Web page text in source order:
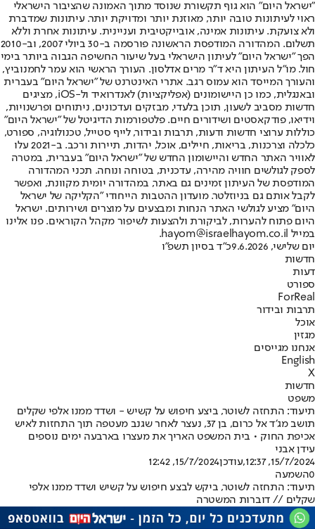
"ישראל היום" הוא גוף תקשורת שנוסד מתוך האמונה שהציבור הישראלי
ראוי לעיתונות טובה יותר, מאוזנת יותר ומדויקת יותר. עיתונות שמדברת
ולא צועקת. עיתונות אמינה, אובייקטיבית ועניינית. עיתונות אחרת וללא
תשלום. המהדורה המודפסת הראשונה פורסמה ב-30 ביולי 2007, וב-2010
הפך "ישראל היום" לעיתון הישראלי בעל שיעור החשיפה הגבוה ביותר בימי
חול. מו"ל העיתון היא ד"ר מרים אדלסון. העורך הראשי הוא עמר לחמנוביץ,
והעורך המייסד הוא עמוס רגב. אתרי האינטרנט של "ישראל היום" בעברית
ובאנגלית, כמו כן היישומונים (אפליקציות) לאנדרואיד ול-iOS, מציגים
חדשות מסביב לשעון, תוכן בלעדי, מבזקים ועדכונים, ניתוחים ופרשנויות,
וידיאו, פודקאסטים ושידורים חיים. פלטפורמות הדיגיטל של "ישראל היום"
כוללות ערוצי חדשות ודעות, תרבות ובידור, לייף סטייל, טכנולוגיה, ספורט,
כלכלה וצרכנות, בריאות, חיילים, אוכל, יהדות, תיירות ורכב. ב-2021 עלו
לאוויר האתר החדש והיישומון החדש של "ישראל היום" בעברית, במטרה
לספק לגולשים חוויה מהירה, עדכנית, בטוחה ונוחה. תכני המהדורה
המודפסת של העיתון זמינים גם באתר, במהדורה יומית מקוונת, ואפשר
לקבל אותם גם בניוזלטר. מועדון ההטבות הייחודי "הקליקה של ישראל
היום" מציע לגולשי האתר הנחות ומבצעים על מוצרים ושירותים. ישראל
היום פתוח להערות, לביקורת ולהצעות לשיפור מקהל הקוראים. פנו אלינו
במייל hayom@israelhayom.co.il.
יום שלישי, 9.6.2026
כ"ד בסיון תשפ"ו
חדשות
דעות
ספורט
ForReal
תרבות ובידור
אוכל
מגזין
אנחנו מגייסים
English
X
חדשות
משפט
תיעוד: התחזה לשוטר, ביצע חיפוש על קשיש - ושדד ממנו אלפי שקלים
תושב מג׳ד אל כרום, בן 37, נעצר לאחר שגנב מעטפה תוך התחזות לאיש
אכיפת החוק • בית המשפט האריך את מעצרו בארבעה ימים נוספים
עידן אבני
15/7/2024, 12:37
,עודכן15/7/2024, 12:42
0השמעה
תיעוד: התחזה לשוטר, ביקש לבצע חיפוש על קשיש ושדד ממנו אלפי
שקלים // דוברות המשטרה